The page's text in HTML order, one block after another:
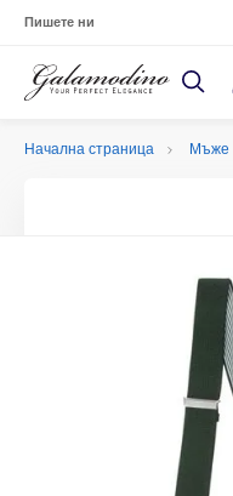
Пишете ни
Начална страница Мъже